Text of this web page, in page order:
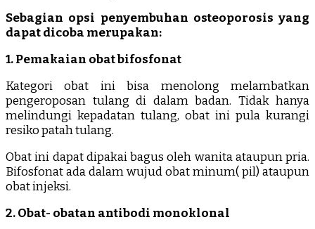
Sebagian opsi penyembuhan osteoporosis yang
dapat dicoba merupakan:
1. Pemakaian obat bifosfonat
Kategori obat ini bisa menolong melambatkan
pengeroposan tulang di dalam badan. Tidak hanya
melindungi kepadatan tulang, obat ini pula kurangi
resiko patah tulang.
Obat ini dapat dipakai bagus oleh wanita ataupun pria.
Bifosfonat ada dalam wujud obat minum( pil) ataupun
obat injeksi.
2. Obat- obatan antibodi monoklonal